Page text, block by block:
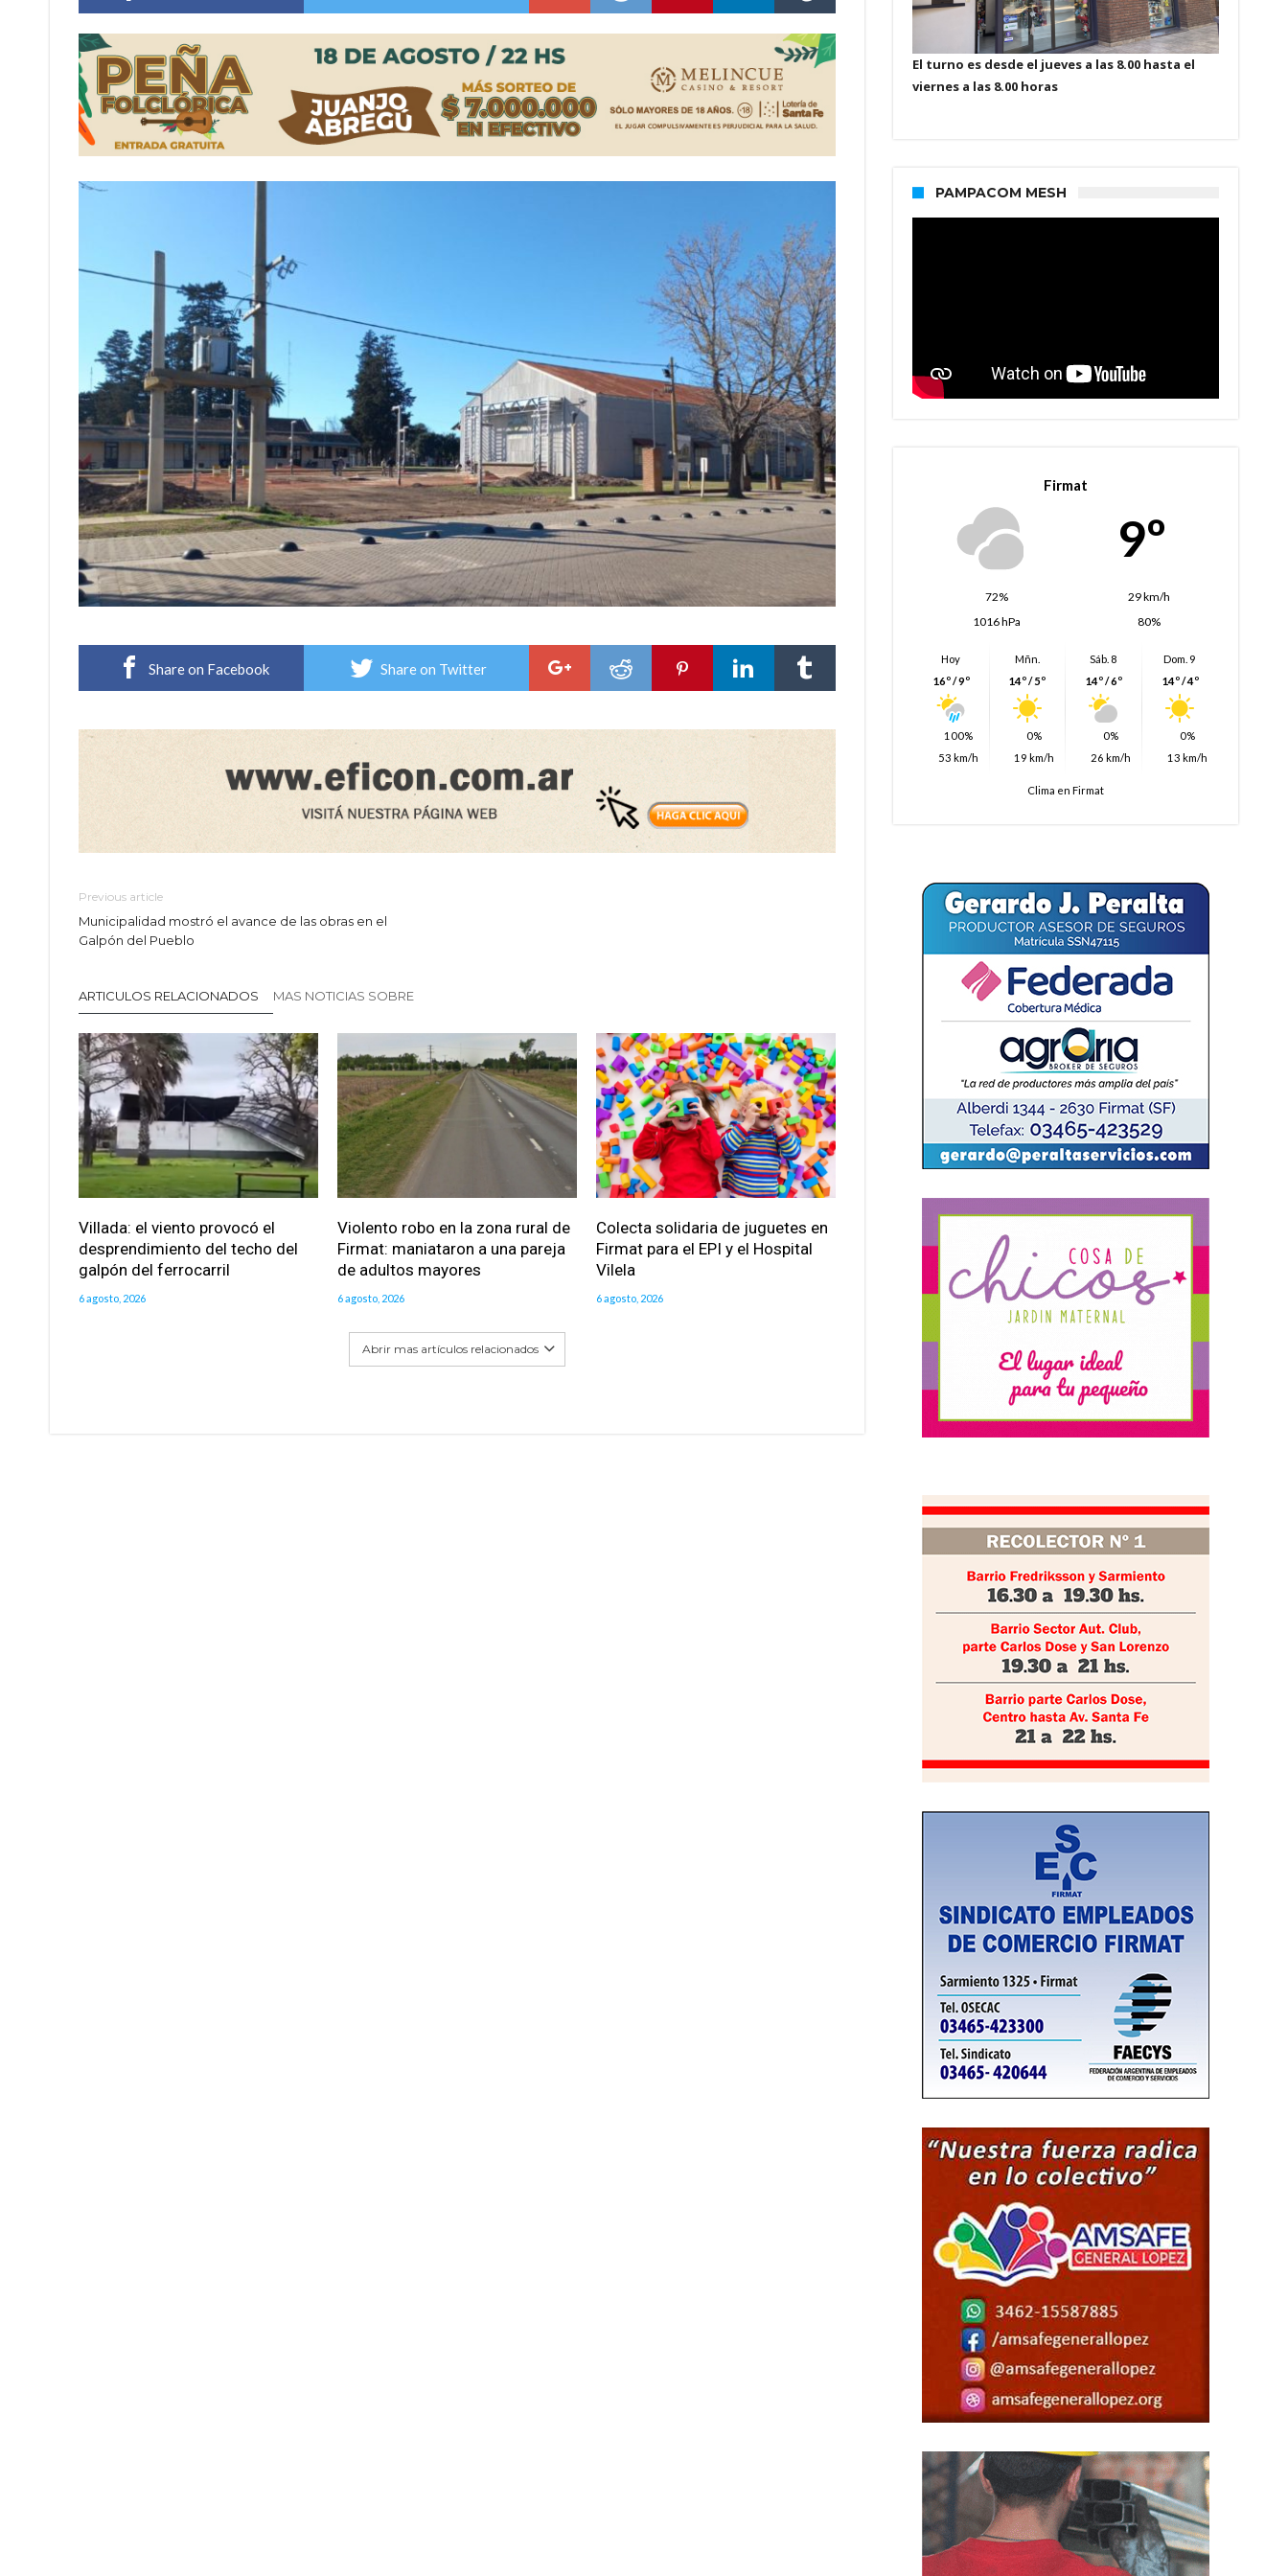
Villada: evalúan obras preventivas ante posibles lluvias intensas
Share on Facebook Share on Twitter
Previous article
Municipalidad mostró el avance de las obras en el
Galpón del Pueblo
ARTICULOS RELACIONADOS MAS NOTICIAS SOBRE
Villada: el viento provocó el
desprendimiento del techo del
galpón del ferrocarril
6 agosto, 2026
Violento robo en la zona rural de
Firmat: maniataron a una pareja
de adultos mayores
6 agosto, 2026
Colecta solidaria de juguetes en
Firmat para el EPI y el Hospital
Vilela
6 agosto, 2026
Abrir mas artículos relacionados
El turno es desde el jueves a las 8.00 hasta el
viernes a las 8.00 horas
PAMPACOM MESH
Firmat
9º
72%
29 km/h
1016 hPa
80%
Hoy
16º / 9º
100%
53 km/h
Mñn.
14º / 5º
0%
19 km/h
Sáb. 8
14º / 6º
0%
26 km/h
Dom. 9
14º / 4º
0%
13 km/h
Clima en Firmat